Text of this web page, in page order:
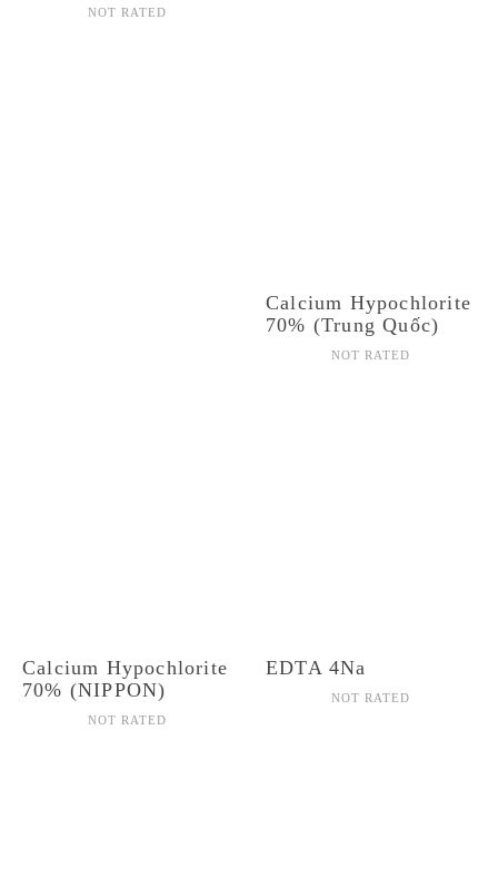
NOT RATED
Calcium Hypochlorite
70% (Trung Quốc)
NOT RATED
Calcium Hypochlorite
70% (NIPPON)
NOT RATED
EDTA 4Na
NOT RATED